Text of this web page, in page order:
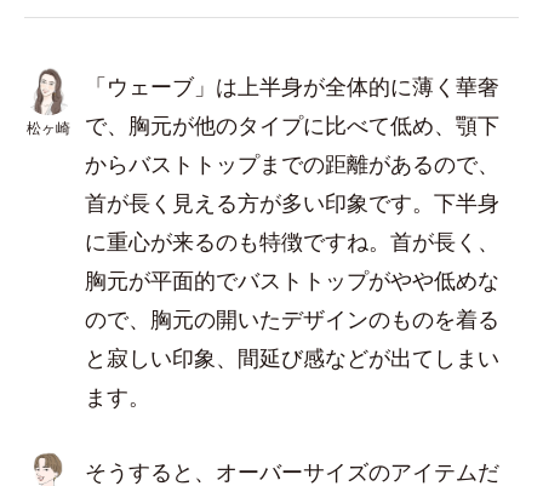
松ヶ崎
「ウェーブ」は上半身が全体的に薄く華奢
で、胸元が他のタイプに比べて低め、顎下
からバストトップまでの距離があるので、
首が長く見える方が多い印象です。下半身
に重心が来るのも特徴ですね。首が長く、
胸元が平面的でバストトップがやや低めな
ので、胸元の開いたデザインのものを着る
と寂しい印象、間延び感などが出てしまい
ます。
そうすると、オーバーサイズのアイテムだ